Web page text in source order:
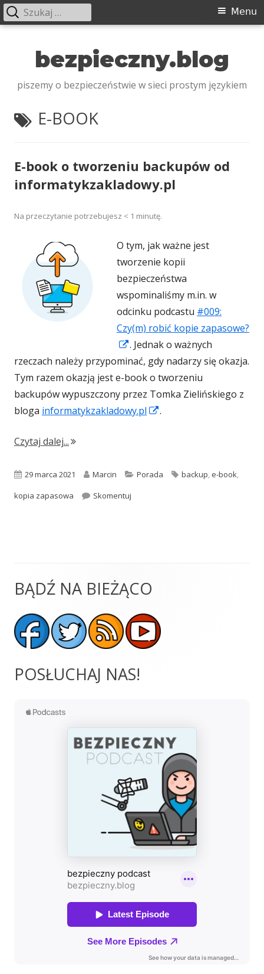
bezpieczny.blog
piszemy o bezpieczeństwie w sieci prostym językiem
Menu
Menu
Szukaj:
TAGI:
E-BOOK
E-book o tworzeniu backupów od
informatykzakladowy.pl
Na przeczytanie potrzebujesz < 1 minutę.
O tym, jak ważne jest
tworzenie kopii
bezpieczeństwa
wspominaliśmy m.in. w
odcinku podcastu #009:
Czy(m) robić kopie zapasowe?
Strona
otwiera
się
w
nowym
. Jednak o ważnych
rzeczach należy przypominać, gdy nadarzy się okazja.
Tym razem okazją jest e-book o tworzeniu
backupów wypuszczony przez Tomka Zielińskiego z
bloga informatykzakladowy.pl
Strona
nowym
.
Czytaj dalej..."E-book o tworzeniu backupów od
Opublikowano
29 marca 2021 Autor
Marcin Kategorie
Porada Tagi
backup, e-book,
kopia zapasowa
Skomentuj
Główny
panel
boczny
BĄDŹ NA BIEŻĄCO
POSŁUCHAJ NAS!